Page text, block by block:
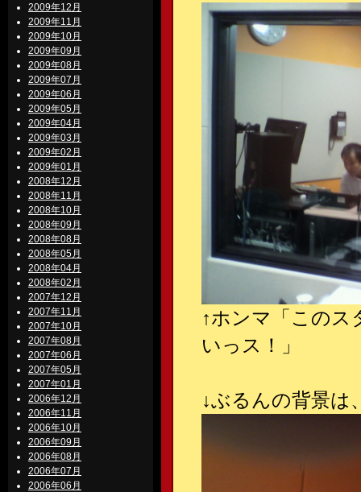
2009年12月
2009年11月
2009年10月
2009年09月
2009年08月
2009年07月
2009年06月
2009年05月
2009年04月
2009年03月
2009年02月
2009年01月
2008年12月
2008年11月
2008年10月
2008年09月
2008年08月
2008年05月
2008年04月
2008年02月
2007年12月
2007年11月
2007年10月
2007年08月
2007年06月
2007年05月
2007年01月
2006年12月
2006年11月
2006年10月
2006年09月
2006年08月
2006年07月
2006年06月
↑ホンマ「このス
いっス！」
↓ぶるんの背景は